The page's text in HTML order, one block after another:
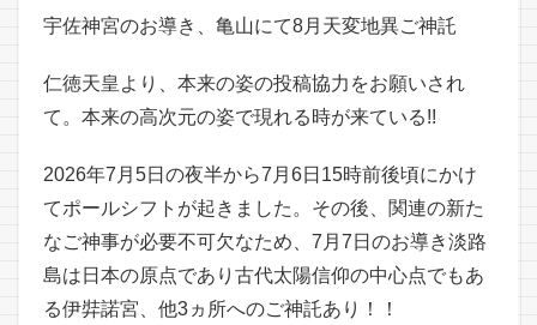
宇佐神宮のお導き、亀山にて8月天変地異ご神託
仁徳天皇より、本来の姿の投稿協力をお願いされ
て。本来の高次元の姿で現れる時が来ている!!
2026年7月5日の夜半から7月6日15時前後頃にかけ
てポールシフトが起きました。その後、関連の新た
なご神事が必要不可欠なため、7月7日のお導き淡路
島は日本の原点であり古代太陽信仰の中心点でもあ
る伊弉諾宮、他3ヵ所へのご神託あり！！